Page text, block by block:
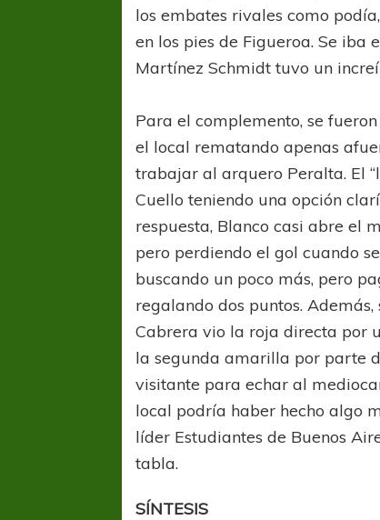
los embates rivales como
en los pies de Figueroa. Se
Martínez Schmidt tuvo un
Para el complemento, se
el local rematando apenas
trabajar al arquero Peralta. El
Cuello teniendo una opción
respuesta, Blanco casi abre el
pero perdiendo el gol cuando
buscando un poco más, pero
regalando dos puntos.
Cabrera vio la roja directa por
la segunda amarilla por parte
visitante para echar al
local podría haber hecho algo
líder Estudiantes de Buenos
tabla.
SÍNTESIS